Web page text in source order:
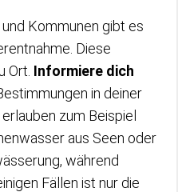
Kommunen gibt es
Diese
Ort. Informiere dich
in deiner
zum Beispiel
aus Seen oder
während
Fällen ist nur die